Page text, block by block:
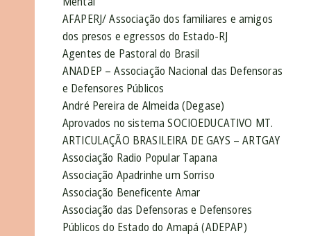
AFAPERJ/ Associação dos familiares e amigos
dos presos e egressos do Estado-RJ
Agentes de Pastoral do Brasil
ANADEP – Associação Nacional das Defensoras
e Defensores Públicos
André Pereira de Almeida (Degase)
Aprovados no sistema SOCIOEDUCATIVO MT.
ARTICULAÇÃO BRASILEIRA DE GAYS – ARTGAY
Associação Radio Popular Tapana
Associação Apadrinhe um Sorriso
Associação Beneficente Amar
Associação das Defensoras e Defensores
Públicos do Estado do Amapá (ADEPAP)